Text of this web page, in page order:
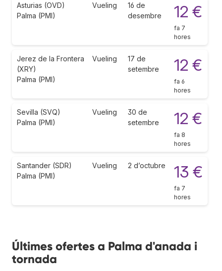
Asturias (OVD)
Palma (PMI)
Vueling
16 de
desembre
12 €
fa 7
hores
Jerez de la Frontera
(XRY)
Palma (PMI)
Vueling
17 de
setembre
12 €
fa 6
hores
Sevilla (SVQ)
Palma (PMI)
Vueling
30 de
setembre
12 €
fa 8
hores
Santander (SDR)
Palma (PMI)
Vueling 2 d’octubre 13 €
fa 7
hores
Últimes ofertes a Palma d'anada i
tornada